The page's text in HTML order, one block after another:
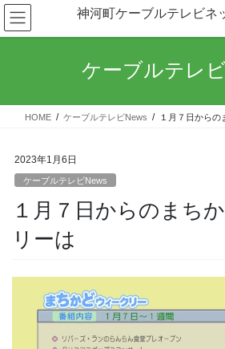
コ
ン
テ
ス
ナ
ビ
ゲ
ン
神河町ケーブルテレビネ
ケーブルテレ
HOME ケーブルテレビNews １月７日からの
2023年1月6日
ケーブルテレビNews
１月７日からのまち
リーは